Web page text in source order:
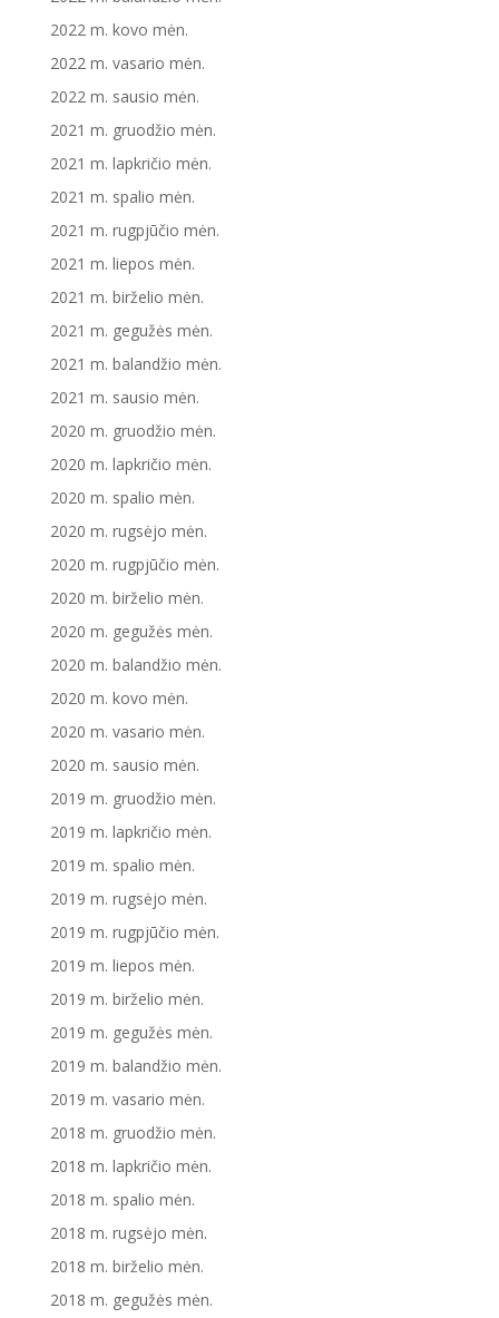
2022 m. kovo mėn.
2022 m. vasario mėn.
2022 m. sausio mėn.
2021 m. gruodžio mėn.
2021 m. lapkričio mėn.
2021 m. spalio mėn.
2021 m. rugpjūčio mėn.
2021 m. liepos mėn.
2021 m. birželio mėn.
2021 m. gegužės mėn.
2021 m. balandžio mėn.
2021 m. sausio mėn.
2020 m. gruodžio mėn.
2020 m. lapkričio mėn.
2020 m. spalio mėn.
2020 m. rugsėjo mėn.
2020 m. rugpjūčio mėn.
2020 m. birželio mėn.
2020 m. gegužės mėn.
2020 m. balandžio mėn.
2020 m. kovo mėn.
2020 m. vasario mėn.
2020 m. sausio mėn.
2019 m. gruodžio mėn.
2019 m. lapkričio mėn.
2019 m. spalio mėn.
2019 m. rugsėjo mėn.
2019 m. rugpjūčio mėn.
2019 m. liepos mėn.
2019 m. birželio mėn.
2019 m. gegužės mėn.
2019 m. balandžio mėn.
2019 m. vasario mėn.
2018 m. gruodžio mėn.
2018 m. lapkričio mėn.
2018 m. spalio mėn.
2018 m. rugsėjo mėn.
2018 m. birželio mėn.
2018 m. gegužės mėn.